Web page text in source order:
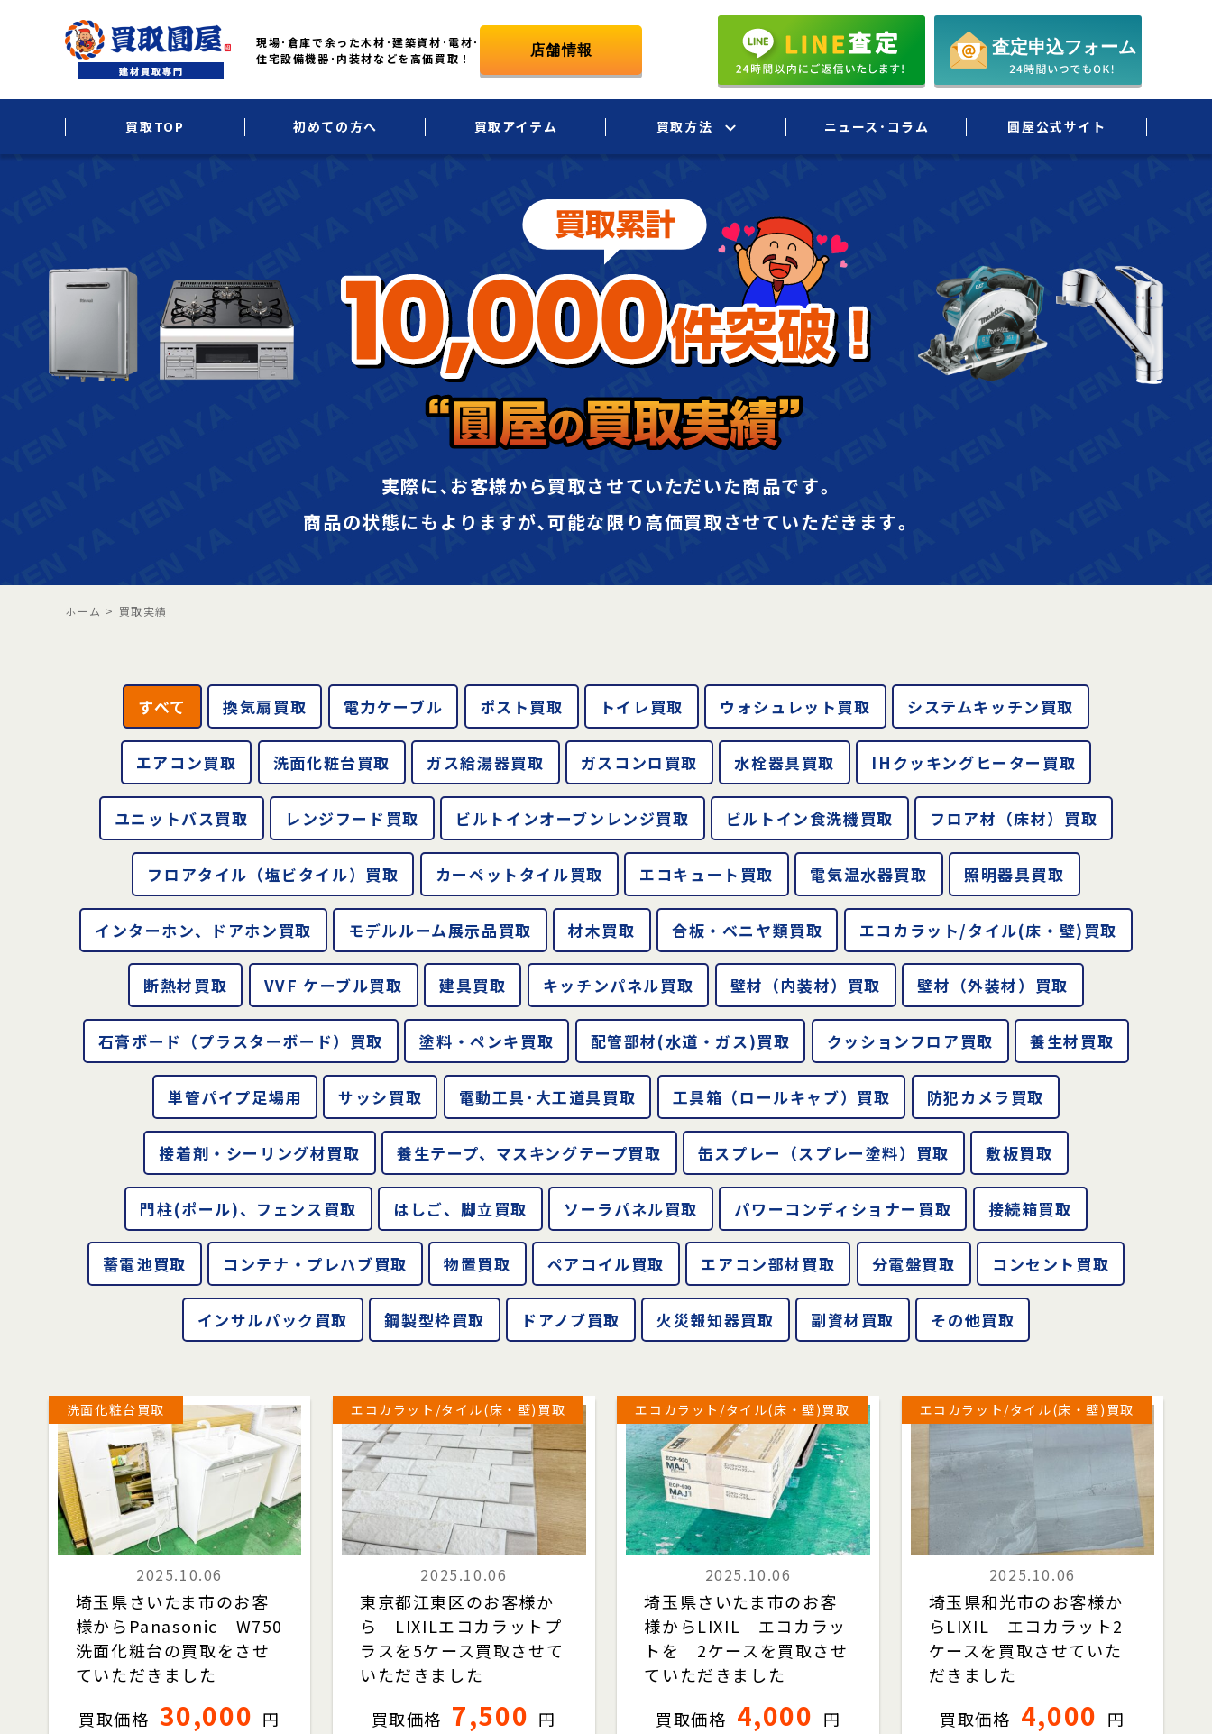
現場･倉庫で余った木材･建築資材･電材･
住宅設備機器･内装材などを高価買取！
買取TOP 初めての方へ 買取アイテム 買取方法 ニュース･コラム 圓屋公式サイト
実際に､お客様から買取させていただいた商品です｡
商品の状態にもよりますが､可能な限り高価買取させていただきます｡
ホーム > 買取実績
すべて 換気扇買取 電力ケーブル ポスト買取 トイレ買取 ウォシュレット買取 システムキッチン買取
エアコン買取 洗面化粧台買取 ガス給湯器買取 ガスコンロ買取 水栓器具買取 IHクッキングヒーター買取
ユニットバス買取 レンジフード買取 ビルトインオーブンレンジ買取 ビルトイン食洗機買取 フロア材（床材）買取
フロアタイル（塩ビタイル）買取 カーペットタイル買取 エコキュート買取 電気温水器買取 照明器具買取
インターホン、ドアホン買取 モデルルーム展示品買取 材木買取 合板・ベニヤ類買取 エコカラット/タイル(床・壁)買取
断熱材買取 VVF ケーブル買取 建具買取 キッチンパネル買取 壁材（内装材）買取 壁材（外装材）買取
石膏ボード（プラスターボード）買取 塗料・ペンキ買取 配管部材(水道・ガス)買取 クッションフロア買取 養生材買取
単管パイプ足場用 サッシ買取 電動工具･大工道具買取 工具箱（ロールキャブ）買取 防犯カメラ買取
接着剤・シーリング材買取 養生テープ、マスキングテープ買取 缶スプレー（スプレー塗料）買取 敷板買取
門柱(ポール)、フェンス買取 はしご、脚立買取 ソーラパネル買取 パワーコンディショナー買取 接続箱買取
蓄電池買取 コンテナ・プレハブ買取 物置買取 ペアコイル買取 エアコン部材買取 分電盤買取 コンセント買取
インサルパック買取 鋼製型枠買取 ドアノブ買取 火災報知器買取 副資材買取 その他買取
洗面化粧台買取
2025.10.06
埼玉県さいたま市のお客
様からPanasonic W750
洗面化粧台の買取をさせ
ていただきました
買取価格 30,000 円
エコカラット/タイル(床・壁)買取
2025.10.06
東京都江東区のお客様か
ら LIXILエコカラットプ
ラスを5ケース買取させて
いただきました
買取価格 7,500 円
エコカラット/タイル(床・壁)買取
2025.10.06
埼玉県さいたま市のお客
様からLIXIL エコカラッ
トを 2ケースを買取させ
ていただきました
買取価格 4,000 円
エコカラット/タイル(床・壁)買取
2025.10.06
埼玉県和光市のお客様か
らLIXIL エコカラット2
ケースを買取させていた
だきました
買取価格 4,000 円